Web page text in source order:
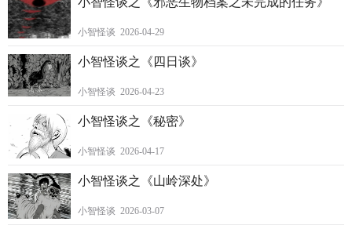
小智怪谈 2026-04-29
小智怪谈之《四日谈》
小智怪谈 2026-04-23
小智怪谈之《秘密》
小智怪谈 2026-04-17
小智怪谈之《山岭深处》
小智怪谈 2026-03-07